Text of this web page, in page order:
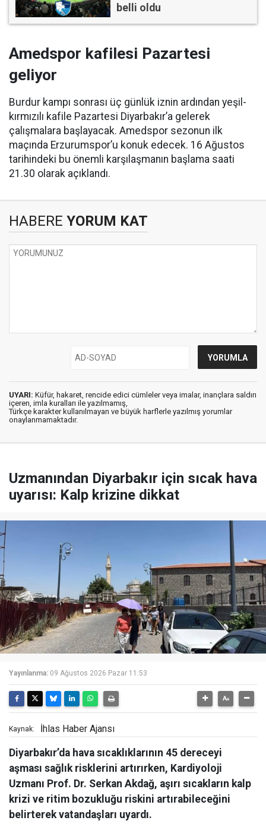
belli oldu
Amedspor kafilesi Pazartesi
geliyor
Burdur kampı sonrası üç günlük iznin ardından yeşil-
kırmızılı kafile Pazartesi Diyarbakır’a gelerek
çalışmalara başlayacak. Amedspor sezonun ilk
maçında Erzurumspor’u konuk edecek. 16 Ağustos
tarihindeki bu önemli karşılaşmanın başlama saati
21.30 olarak açıklandı.
HABERE YORUM KAT
UYARI: Küfür, hakaret, rencide edici cümleler veya imalar, inançlara saldırı
içeren, imla kuralları ile yazılmamış,
Türkçe karakter kullanılmayan ve büyük harflerle yazılmış yorumlar
onaylanmamaktadır.
Uzmanından Diyarbakır için sıcak hava
uyarısı: Kalp krizine dikkat
Yayınlanma: 09 Ağustos 2026 Pazar 11:53
Kaynak: İhlas Haber Ajansı
Diyarbakır’da hava sıcaklıklarının 45 dereceyi
aşması sağlık risklerini artırırken, Kardiyoloji
Uzmanı Prof. Dr. Serkan Akdağ, aşırı sıcakların kalp
krizi ve ritim bozukluğu riskini artırabileceğini
belirterek vatandaşları uyardı.